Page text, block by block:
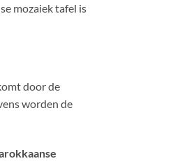
mozaiek tafel is
door de
worden de